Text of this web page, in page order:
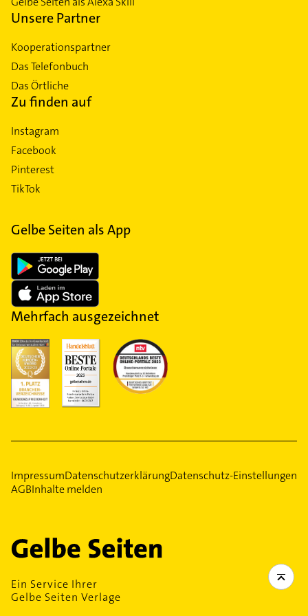
Unsere Partner
Kooperationspartner
Das Telefonbuch
Das Örtliche
Zu finden auf
Instagram
Facebook
Pinterest
TikTok
Gelbe Seiten als App
Mehrfach ausgezeichnet
ImpressumDatenschutzerklärungDatenschutz-Einstellungen
AGBInhalte melden
Ein Service Ihrer
Gelbe Seiten Verlage